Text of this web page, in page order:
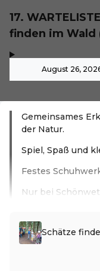
17.
finden im Wald
August 26,
Gemeinsames
der Natur.
Spiel, Spaß und
Festes
Nur bei
Schätze